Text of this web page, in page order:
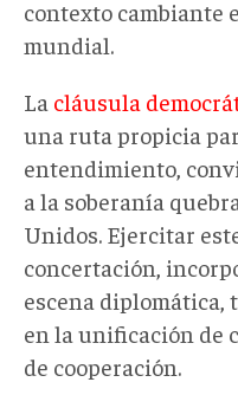
contexto cambiante
mundial.
La cláusula
una ruta propicia
entendimiento,
a la soberanía
Unidos. Ejercitar
concertación,
escena
en la unificación de
de cooperación.